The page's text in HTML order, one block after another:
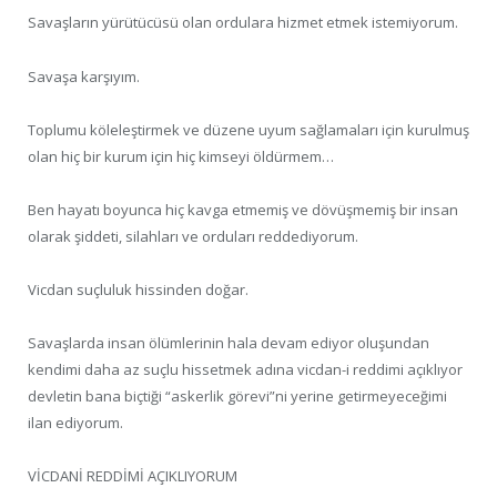
Savaşların yürütücüsü olan ordulara hizmet etmek istemiyorum.
Savaşa karşıyım.
Toplumu köleleştirmek ve düzene uyum sağlamaları için kurulmuş
olan hiç bir kurum için hiç kimseyi öldürmem…
Ben hayatı boyunca hiç kavga etmemiş ve dövüşmemiş bir insan
olarak şiddeti, silahları ve orduları reddediyorum.
Vicdan suçluluk hissinden doğar.
Savaşlarda insan ölümlerinin hala devam ediyor oluşundan
kendimi daha az suçlu hissetmek adına vicdan-i reddimi açıklıyor
devletin bana biçtiği “askerlik görevi”ni yerine getirmeyeceğimi
ilan ediyorum.
VİCDANİ REDDİMİ AÇIKLIYORUM